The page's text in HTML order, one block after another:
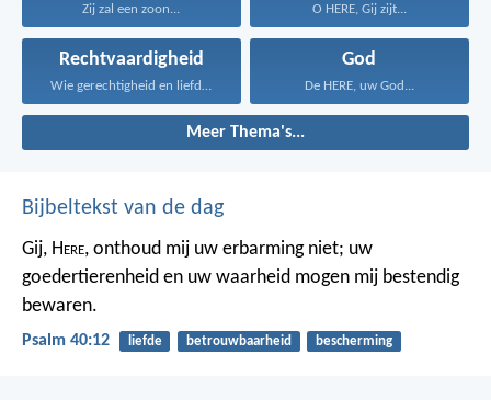
Zij zal een zoon... O HERE, Gij zijt...
Rechtvaardigheid God
De HERE, uw God...
Meer Thema's...
Bijbeltekst van de dag
Gij, Here, onthoud mij uw erbarming niet; uw
goedertierenheid en uw waarheid mogen mij bestendig
bewaren.
Psalm 40:12 liefde betrouwbaarheid bescherming